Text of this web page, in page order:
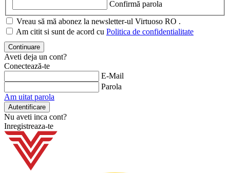
Confirmă parola
Vreau să mă abonez la newsletter-ul Virtuoso RO .
Am citit si sunt de acord cu Politica de confidentialitate
Aveti deja un cont?
Conectează-te
E-Mail
Parola
Am uitat parola
Nu aveti inca cont?
Inregistreaza-te